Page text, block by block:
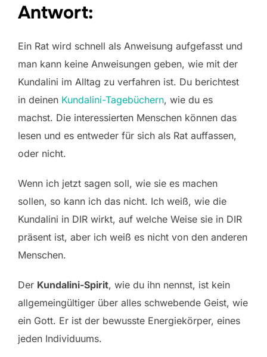
Antwort:
Ein Rat wird schnell als Anweisung aufgefasst und
man kann keine Anweisungen geben, wie mit der
Kundalini im Alltag zu verfahren ist. Du berichtest
in deinen Kundalini-Tagebüchern, wie du es
machst. Die interessierten Menschen können das
lesen und es entweder für sich als Rat auffassen,
oder nicht.
Wenn ich jetzt sagen soll, wie sie es machen
sollen, so kann ich das nicht. Ich weiß, wie die
Kundalini in DIR wirkt, auf welche Weise sie in DIR
präsent ist, aber ich weiß es nicht von den anderen
Menschen.
Der Kundalini-Spirit, wie du ihn nennst, ist kein
allgemeingültiger über alles schwebende Geist, wie
ein Gott. Er ist der bewusste Energiekörper, eines
jeden Individuums.